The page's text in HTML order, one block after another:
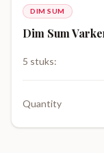
DIM SUM
Dim Sum
5 stuks:
Quantity